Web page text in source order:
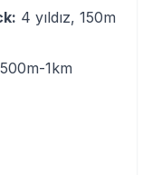
4 yıldız, 150m
500m-1km